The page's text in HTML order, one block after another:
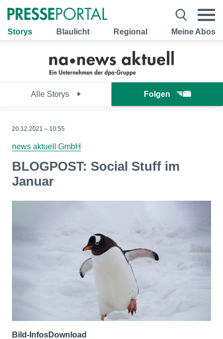
Storys Blaulicht Regional Meine Abos
Alle Storys Folgen
20.12.2021 – 10:55
news aktuell GmbH
BLOGPOST: Social Stuff im
Januar
Bild-InfosDownload